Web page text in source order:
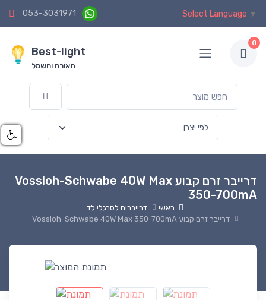
053-3031971 Select Language ▼
Best-light
תאורה וחשמל
0
דרייבר זרם קבוע Vossloh-Schwabe 40W Max
350-700mA
ראשי
דרייברים לסרגלי לד
דרייבר זרם קבוע Vossloh-Schwabe 40W Max 350-700mA